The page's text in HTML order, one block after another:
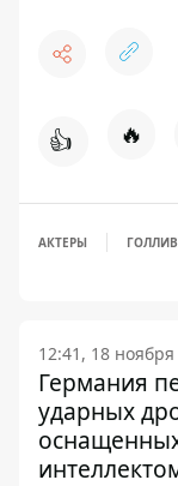
👍 🔥
АКТЕРЫ
12:41, 18
Германия
ударных